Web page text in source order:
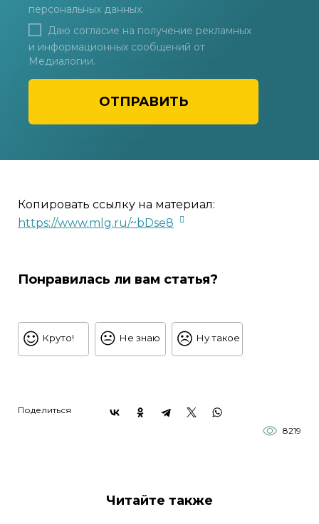
ОТПРАВИТЬ
персональных данных.
Даю согласие на получение рекламных
и информационных сообщений от
Медиалогии.
Копировать ссылку на материал:
https://www.mlg.ru/~bDse8
Понравилась ли вам статья?
Круто! Не знаю Ну такое
Поделиться
8219
Читайте также